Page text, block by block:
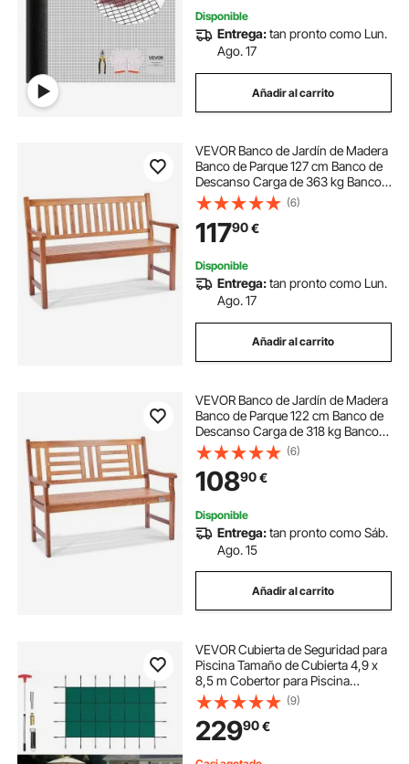
Disponible
Entrega:tan pronto como Lun.
Ago. 17
Añadir al carrito
VEVOR Banco de Jardín de Madera
Banco de Parque 127 cm Banco de
Descanso Carga de 363 kg Banco
de Jardín y Parque para 3 Personas
con Respaldo Reposabrazos Banco
para Jardín, Parque, Patio, Porche
(6)
11790€
Disponible
Entrega:tan pronto como Lun.
Ago. 17
Añadir al carrito
VEVOR Banco de Jardín de Madera
Banco de Parque 122 cm Banco de
Descanso Carga de 318 kg Banco
de Jardín y Parque para 3 Personas
con Respaldo Reposabrazos Banco
para Jardín, Parque, Patio, Porche
(6)
10890€
Disponible
Entrega:tan pronto como Sáb.
Ago. 15
Añadir al carrito
VEVOR Cubierta de Seguridad para
Piscina Tamaño de Cubierta 4,9 x
8,5 m Cobertor para Piscina
Rectangular Tamaño de Piscina 4,3
x 7,9 m Lona de Piscina para
Piscinas Enterradas de Hogar
Jardín Hotel
(9)
22990€